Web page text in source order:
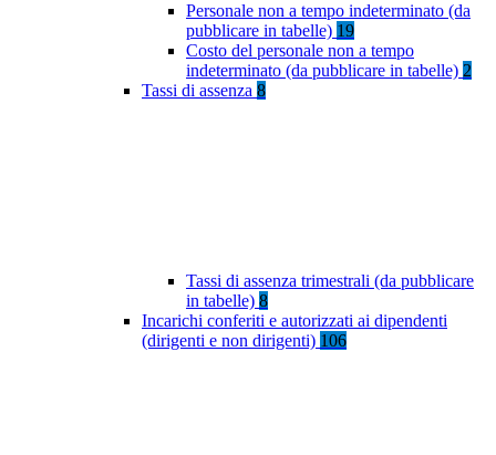
Personale non a tempo indeterminato (da
pubblicare in tabelle) 19
Costo del personale non a tempo
indeterminato (da pubblicare in tabelle) 2
Tassi di assenza 8
Tassi di assenza trimestrali (da pubblicare
in tabelle) 8
Incarichi conferiti e autorizzati ai dipendenti
(dirigenti e non dirigenti) 106